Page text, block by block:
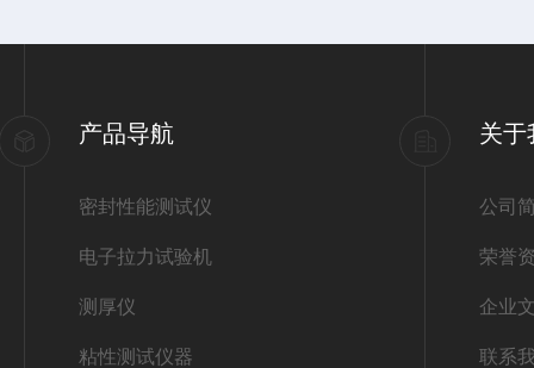
产品导航
密封性能测试仪
电子拉力试验机
测厚仪
粘性测试仪器
关于
公司
荣誉
企业
联系